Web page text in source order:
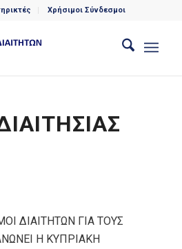
Χρήσιμοι Σύνδεσμοι
ΔΙΑΙΤΗΤΩΝ ΓΙΑ ΤΟΥΣ
Η ΚΥΠΡΙΑΚΗ